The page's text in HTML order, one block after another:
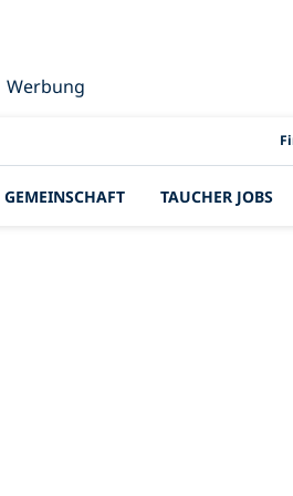
Werbung
GEMEINSCHAFT TAUCHER JOBS